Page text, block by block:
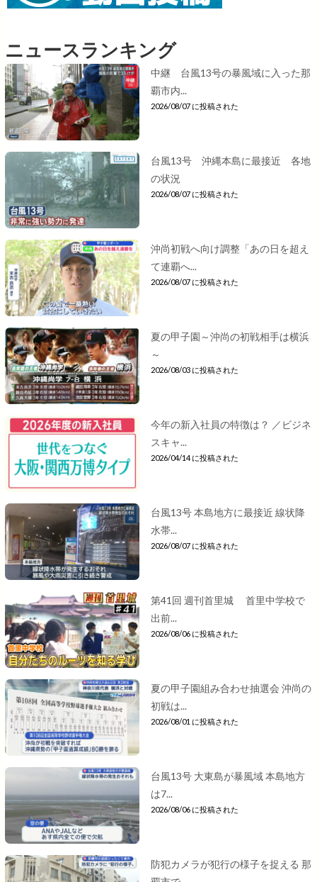
ニュースランキング
中継 台風13号の暴風域に入った那
覇市内...
2026/08/07 に投稿された
台風13号 沖縄本島に最接近 各地
の状況
2026/08/07 に投稿された
沖尚初戦へ向け調整「あの日を超え
て連覇へ...
2026/08/07 に投稿された
夏の甲子園～沖尚の初戦相手は横浜
～
2026/08/03 に投稿された
今年の新入社員の特徴は？ ／ビジネ
スキャ...
2026/04/14 に投稿された
台風13号 本島地方に最接近 線状降
水帯...
2026/08/07 に投稿された
第41回 週刊首里城 首里中学校で
出前...
2026/08/06 に投稿された
夏の甲子園組み合わせ抽選会 沖尚の
初戦は...
2026/08/01 に投稿された
台風13号 大東島が暴風域 本島地方
は7...
2026/08/06 に投稿された
防犯カメラが犯行の様子を捉える 那